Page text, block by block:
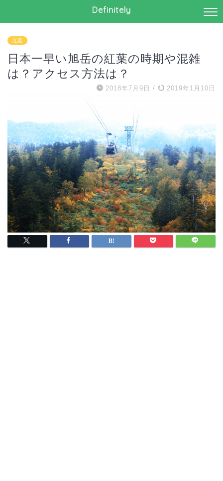
Definitely
紅葉
日本一早い旭岳の紅葉の時期や混雑
は？アクセス方法は？
2018年7月9日 / 2019年1月10日